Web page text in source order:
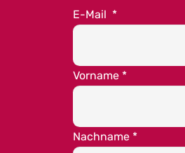
E-Mail *
Vorname *
Nachname *